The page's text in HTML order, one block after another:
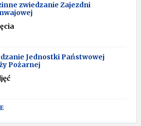
zwiedzanie Zajezdni
Jednostki Państwowej
Pożarnej